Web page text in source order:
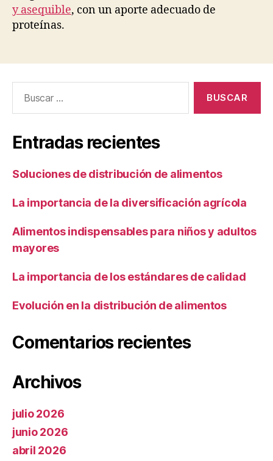
y asequible, con un aporte adecuado de
proteínas.
Entradas recientes
Soluciones de distribución de alimentos
La importancia de la diversificación agrícola
Alimentos indispensables para niños y adultos
mayores
La importancia de los estándares de calidad
Evolución en la distribución de alimentos
Comentarios recientes
Archivos
julio 2026
junio 2026
abril 2026